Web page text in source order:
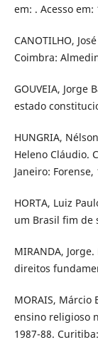
em: . Acesso em:
CANOTILHO,
Coimbra:
GOUVEIA, Jorge
estado
HUNGRIA,
Heleno Cláudio.
Janeiro:
HORTA, Luiz
um Brasil fim de
MIRANDA,
direitos
MORAIS, Márcio
ensino religioso
1987-88.